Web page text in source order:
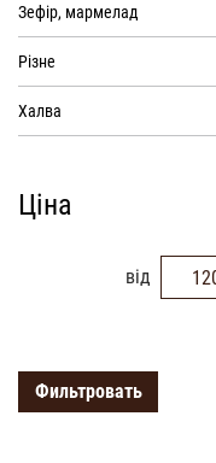
Зефір, мармелад
Різне
Халва
Ціна
від
Фильтровать